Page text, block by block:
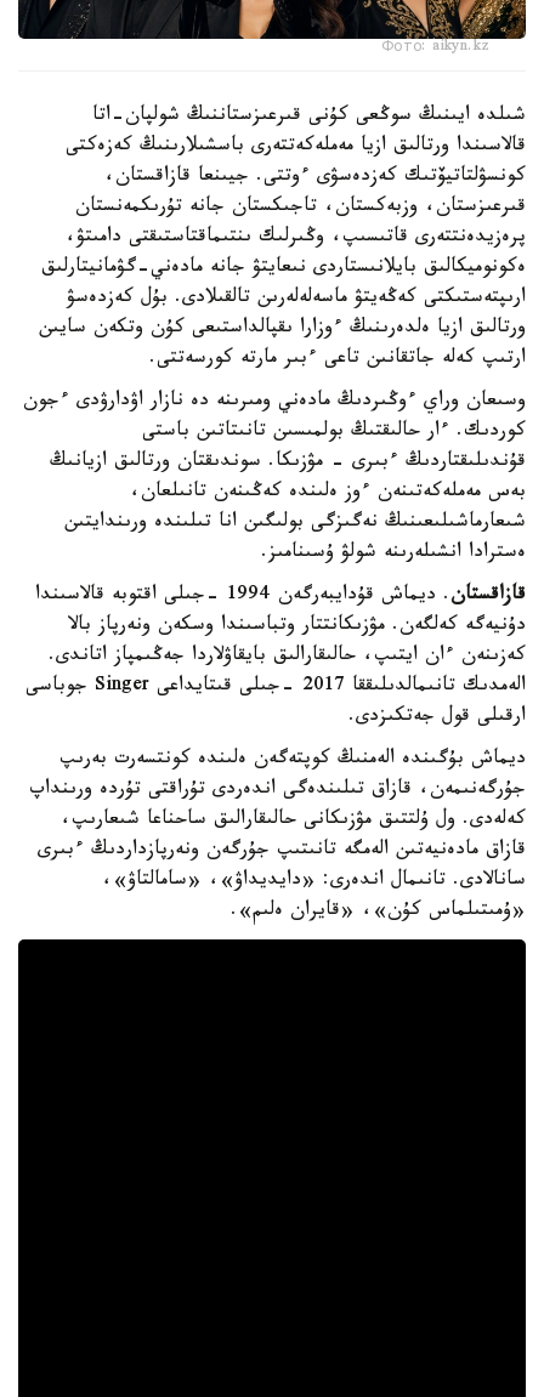
Фото: aikyn.kz
شىلدە ايىنىڭ سوڭعى كۇنى قىرعىزستاننىڭ شولپان-اتا
قالاسىندا ورتالىق ازيا مەملەكەتتەرى باسشىلارىنىڭ كەزەكتى
كونسۋلتاتيۆتىك كەزدەسۋى ءوتتى. جيىنعا قازاقستان،
قىرعىزستان، وزبەكستان، تاجىكستان جانە تۇرىكمەنستان
پرەزيدەنتتەرى قاتىسىپ، وڭىرلىك ىنتىماقتاستىقتى دامىتۋ،
ەكونوميكالىق بايلانىستاردى نىعايتۋ جانە مادەني-گۋمانيتارلىق
ارىپتەستىكتى كەڭەيتۋ ماسەلەلەرىن تالقىلادى. بۇل كەزدەسۋ
ورتالىق ازيا ەلدەرىنىڭ ءوزارا ىقپالداستىعى كۇن وتكەن سايىن
ارتىپ كەلە جاتقانىن تاعى ءبىر مارتە كورسەتتى.
وسىعان وراي ءوڭىردىڭ مادەني ومىرىنە دە نازار اۋدارۋدى ءجون
كوردىك. ءار حالىقتىڭ بولمىسىن تانىتاتىن باستى
قۇندىلىقتاردىڭ ءبىرى - مۋزىكا. سوندىقتان ورتالىق ازيانىڭ
بەس مەملەكەتىنەن ءوز ەلىندە كەڭىنەن تانىلعان،
شىعارماشىلىعىنىڭ نەگىزگى بولىگىن انا تىلىندە ورىندايتىن
ەسترادا انشىلەرىنە شولۋ ۇسىنامىز.
قازاقستان
. ديماش قۇدايبەرگەن 1994 -جىلى اقتوبە قالاسىندا
دۇنيەگە كەلگەن. مۋزىكانتتار وتباسىندا وسكەن ونەرپاز بالا
كەزىنەن ءان ايتىپ، حالىقارالىق بايقاۋلاردا جەڭىمپاز اتاندى.
الەمدىك تانىمالدىلىققا 2017 -جىلى قىتايداعى Singer جوباسى
ارقىلى قول جەتكىزدى.
ديماش بۇگىندە الەمنىڭ كوپتەگەن ەلىندە كونتسەرت بەرىپ
جۇرگەنىمەن، قازاق تىلىندەگى اندەردى تۇراقتى تۇردە ورىنداپ
كەلەدى. ول ۇلتتىق مۋزىكانى حالىقارالىق ساحناعا شىعارىپ،
قازاق مادەنيەتىن الەمگە تانىتىپ جۇرگەن ونەرپازداردىڭ ءبىرى
سانالادى. تانىمال اندەرى: «دايديداۋ»، «سامالتاۋ»،
«ۇمىتىلماس كۇن»، «قايران ەلىم».